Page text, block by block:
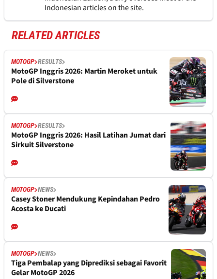
Indonesian articles on the site.
RELATED ARTICLES
MOTOGP RESULTS
MotoGP Inggris 2026: Martin Meroket untuk
Pole di Silverstone
MOTOGP RESULTS
MotoGP Inggris 2026: Hasil Latihan Jumat dari
Sirkuit Silverstone
MOTOGP NEWS
Casey Stoner Mendukung Kepindahan Pedro
Acosta ke Ducati
MOTOGP NEWS
Tiga Pembalap yang Diprediksi sebagai Favorit
Gelar MotoGP 2026